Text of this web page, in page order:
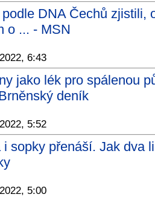
DNA Čechů zjistili,
o ... - MSN
6:43
jako lék pro spálenou
deník
5:52
i sopky přenáší. Jak dva
5:00